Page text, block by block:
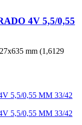
4V 5,5/0,55
mm (1,6129